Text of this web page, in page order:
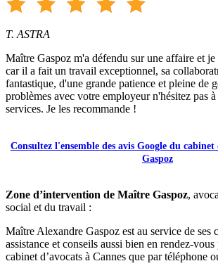
T. ASTRA
Maître Gaspoz m'a défendu sur une affaire et je
car il a fait un travail exceptionnel, sa
fantastique, d'une grande patience et pleine de
problèmes avec votre employeur n'hésitez pas
services. Je les recommande !
Consultez l'ensemble des avis Google du
Gaspoz
Zone d’intervention de Maître Gaspoz,
social et du travail :
Maître Alexandre Gaspoz est au service de ses
assistance et conseils aussi bien en rendez-
cabinet d’avocats à Cannes que par téléphone